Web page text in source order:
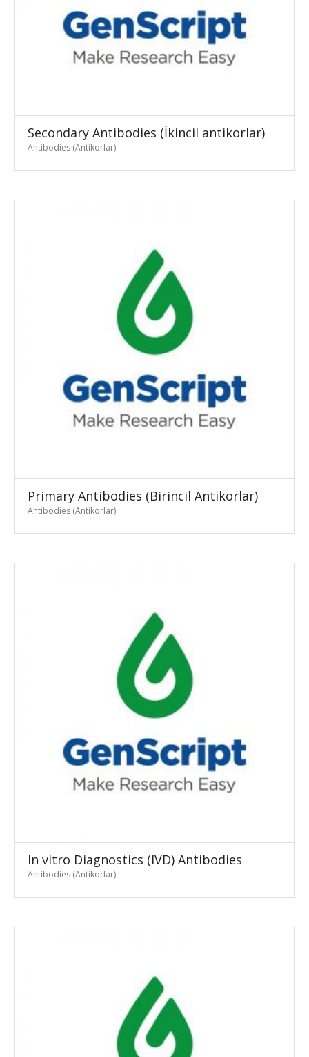
Secondary Antibodies (İkincil antikorlar)
Antibodies (Antikorlar)
Primary Antibodies (Birincil Antikorlar)
Antibodies (Antikorlar)
In vitro Diagnostics (IVD) Antibodies
Antibodies (Antikorlar)